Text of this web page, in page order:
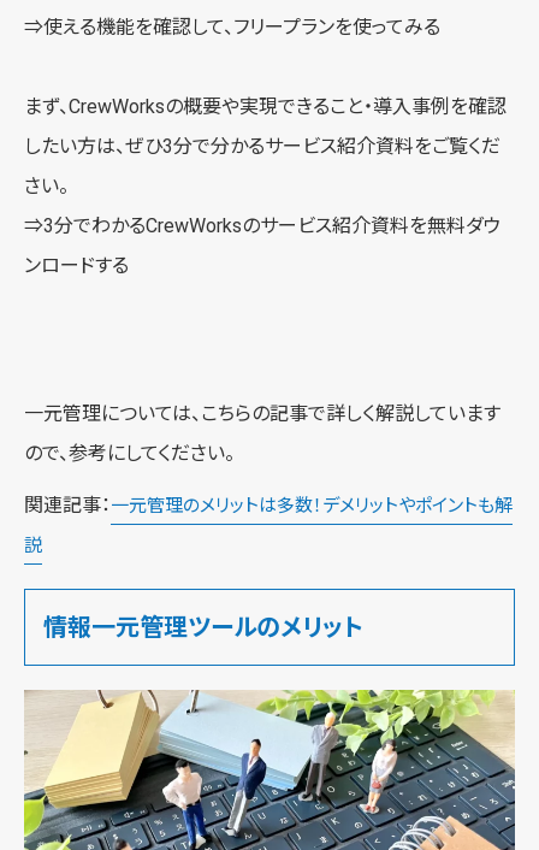
⇒使える機能を確認して、フリープランを使ってみる
まず、CrewWorksの概要や実現できること・導入事例を確認
したい方は、ぜひ3分で分かるサービス紹介資料をご覧くだ
さい。
⇒3分でわかるCrewWorksのサービス紹介資料を無料ダウ
ンロードする
一元管理については、こちらの記事で詳しく解説しています
ので、参考にしてください。
関連記事： 一元管理のメリットは多数！デメリットやポイントも解
説
情報一元管理ツールのメリット